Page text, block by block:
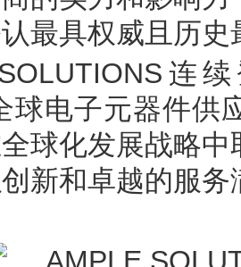
最具权威且历
连
球电子元器件供
球化发展战略
新和卓越的服